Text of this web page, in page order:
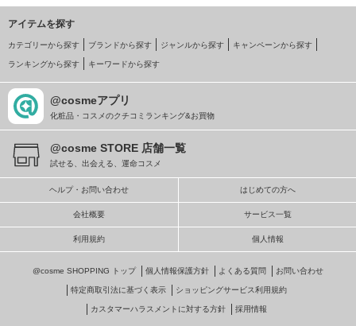
アイテムを探す
カテゴリーから探す ブランドから探す ジャンルから探す キャンペーンから探す
ランキングから探す キーワードから探す
@cosmeアプリ
化粧品・コスメのクチコミランキング&お買物
@cosme STORE 店舗一覧
試せる、出会える、運命コスメ
ヘルプ・お問い合わせ はじめての方へ
会社概要 サービス一覧
利用規約 個人情報
@cosme SHOPPING トップ 個人情報保護方針 よくある質問 お問い合わせ
特定商取引法に基づく表示 ショッピングサービス利用規約
カスタマーハラスメントに対する方針 採用情報